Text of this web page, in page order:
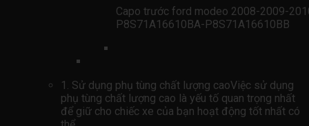
Capo trước ford modeo 2008-2009-
P8S71A16610BA-P8S71A16610BB
1. Sử dụng phụ tùng chất lượng caoViệc sử dụng
phụ tùng chất lượng cao là yếu tố quan trọng nhất
để giữ cho chiếc xe của bạn hoạt động tốt nhất có